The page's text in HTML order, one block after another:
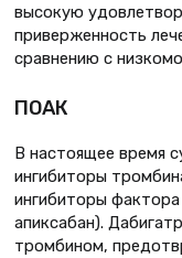
высокую
приверженность
сравнению с
ПОАК
В настоящее время
ингибиторы
ингибиторы
апиксабан).
тромбином,